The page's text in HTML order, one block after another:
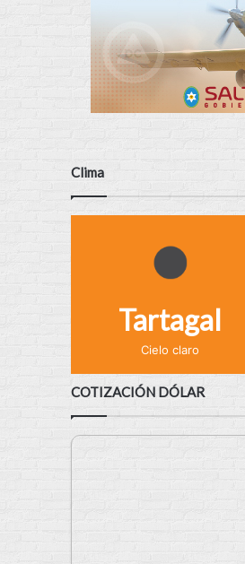
Clima
Tartagal
Cielo claro
COTIZACIÓN DÓLAR